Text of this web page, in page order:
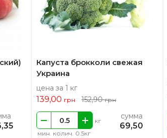
Капуста брокколи свежая
Украина
цена за 1 кг
139,00 грн 152,90грн
мин. колич. 0.5кг
кг сумма
69,50